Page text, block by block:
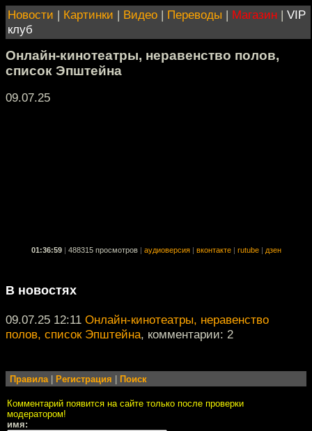
Новости | Картинки | Видео | Переводы | Магазин | VIP
клуб
Онлайн-кинотеатры, неравенство полов,
список Эпштейна
09.07.25
01:36:59 488315 просмотров аудиоверсия вконтакте rutube дзен
В новостях
09.07.25 12:11 Онлайн-кинотеатры, неравенство
полов, список Эпштейна, комментарии: 2
Правила| Регистрация Поиск
Комментарий появится на сайте только после проверки
модератором!
имя: